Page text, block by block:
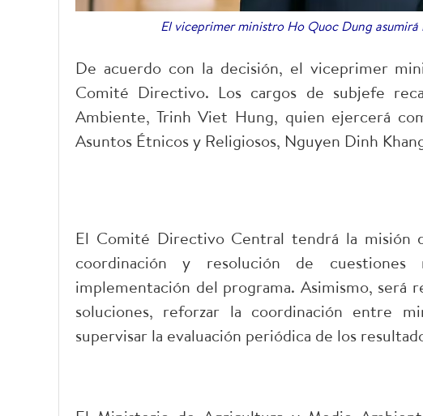
El viceprimer ministro Ho Quoc Dung
De acuerdo con la decisión, el viceprimer
Comité Directivo. Los cargos de subjefe
Ambiente, Trinh Viet Hung, quien ejercerá
Asuntos Étnicos y Religiosos, Nguyen Dinh
El Comité Directivo Central tendrá la
coordinación y resolución de
implementación del programa. Asimismo, será
soluciones, reforzar la coordinación entre
supervisar la evaluación periódica de los